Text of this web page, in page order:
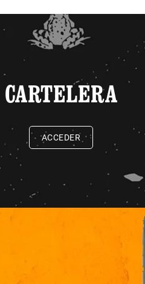
CARTELERA
ACCEDER